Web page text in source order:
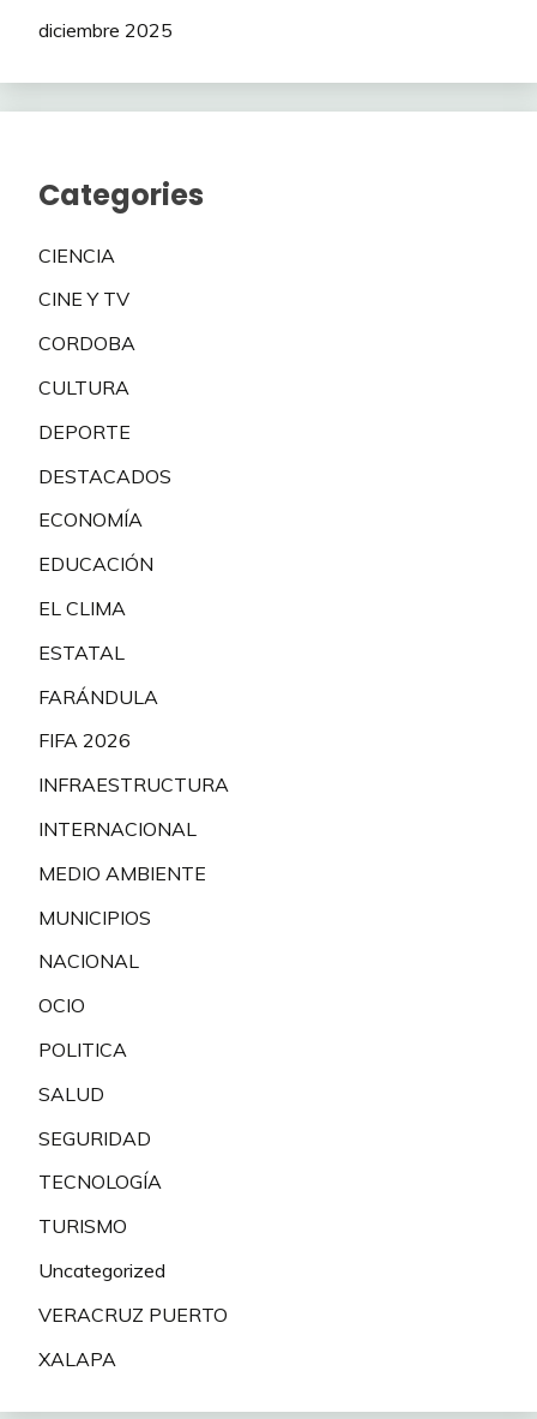
diciembre 2025
Categories
CIENCIA
CINE Y TV
CORDOBA
CULTURA
DEPORTE
DESTACADOS
ECONOMÍA
EDUCACIÓN
EL CLIMA
ESTATAL
FARÁNDULA
FIFA 2026
INFRAESTRUCTURA
INTERNACIONAL
MEDIO AMBIENTE
MUNICIPIOS
NACIONAL
OCIO
POLITICA
SALUD
SEGURIDAD
TECNOLOGÍA
TURISMO
Uncategorized
VERACRUZ PUERTO
XALAPA